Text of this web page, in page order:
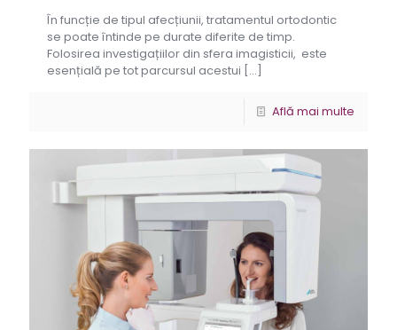
În funcție de tipul afecțiunii, tratamentul ortodontic
se poate întinde pe durate diferite de timp.
Folosirea investigațiilor din sfera imagisticii, este
esențială pe tot parcursul acestui […]
Află mai multe